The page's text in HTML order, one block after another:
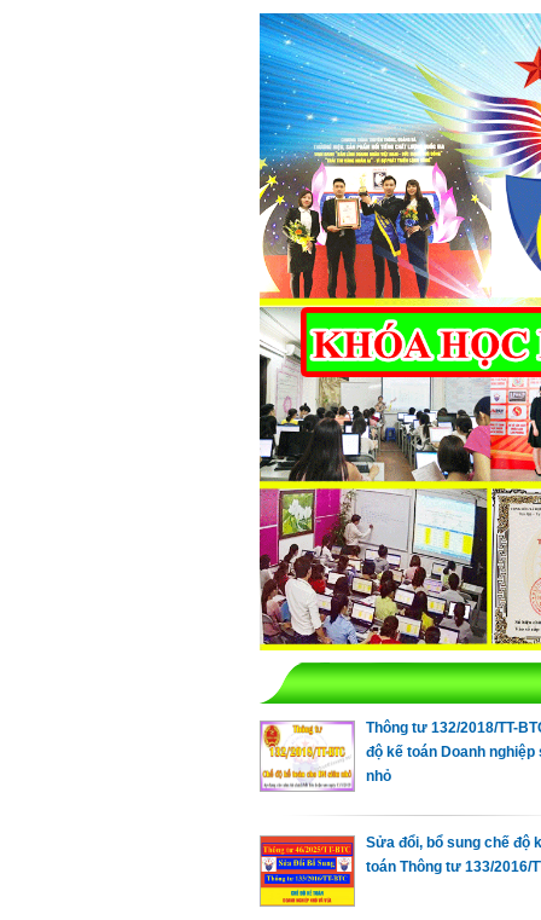
Thông tư 132/2018/TT-
độ kế toán Doanh nghiệp
nhỏ
Sửa đổi, bổ sung chế độ
toán Thông tư 133/2016/